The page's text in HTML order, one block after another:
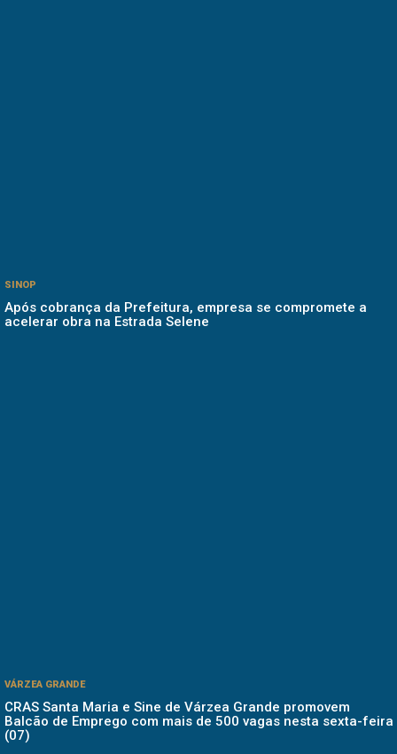
SINOP
Após cobrança da Prefeitura, empresa se compromete a
acelerar obra na Estrada Selene
VÁRZEA GRANDE
CRAS Santa Maria e Sine de Várzea Grande promovem
Balcão de Emprego com mais de 500 vagas nesta sexta-feira
(07)